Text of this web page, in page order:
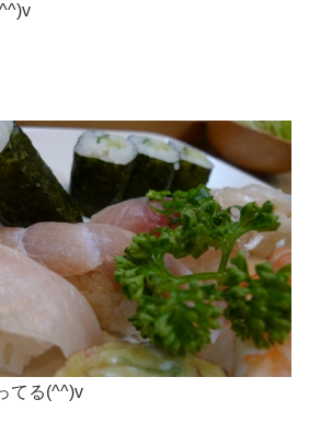
てる(^^)v